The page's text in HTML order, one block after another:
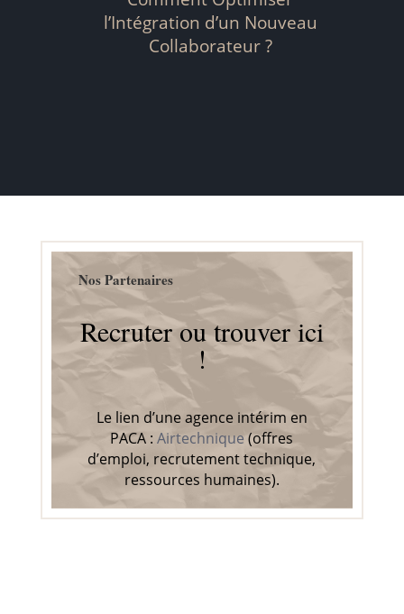
l’Intégration d’un Nouveau
Collaborateur ?
Nos Partenaires
Recruter ou trouver ici
!
Le lien d’une agence intérim en
PACA :Airtechnique(offres
d’emploi, recrutement technique,
ressources humaines).